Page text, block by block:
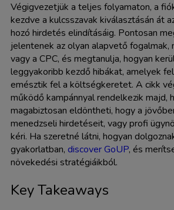
Végigvezetjük a teljes folyamaton, a
kezdve a kulcsszavak kiválasztásán át
hozó hirdetés elindításáig. Pontosan
jelentenek az olyan alapvető fogalmak,
vagy a CPC, és megtanulja, hogyan
leggyakoribb kezdő hibákat, amelyek
emésztik fel a költségkeretet. A cikk
működő kampánnyal rendelkezik majd,
magabiztosan eldöntheti, hogy a
menedzseli hirdetéseit, vagy profi
kéri. Ha szeretné látni, hogyan
gyakorlatban, discover GoUP, és
növekedési stratégiáikból.
Key Takeaways